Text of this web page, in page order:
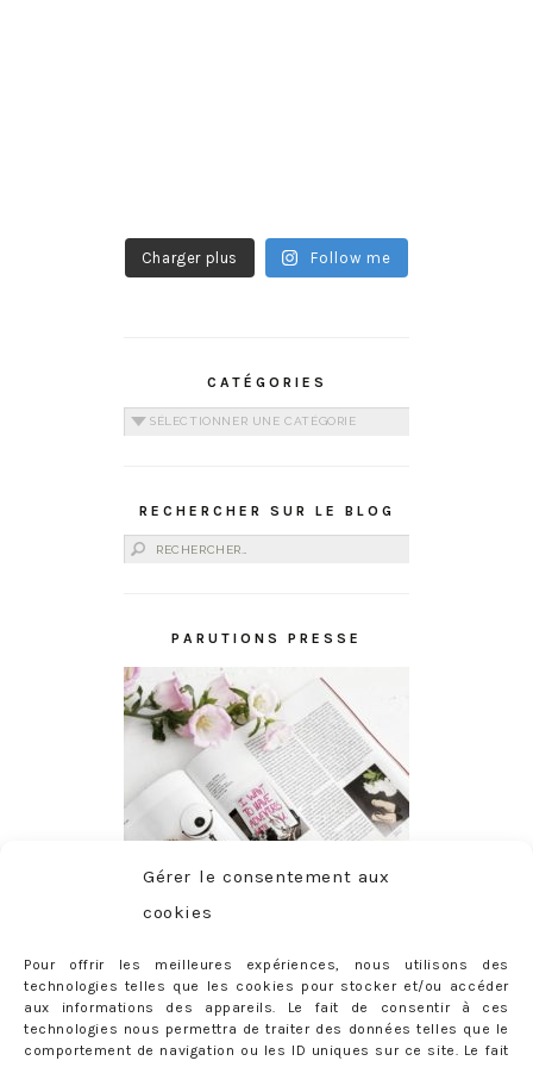
Gérer le consentement aux
cookies
Pour offrir les meilleures expériences, nous utilisons des
technologies telles que les cookies pour stocker et/ou accéder
aux informations des appareils. Le fait de consentir à ces
technologies nous permettra de traiter des données telles que le
comportement de navigation ou les ID uniques sur ce site. Le fait
Charger plus Follow me
CATÉGORIES
Catégories
RECHERCHER SUR LE BLOG
Rechercher :
PARUTIONS PRESSE